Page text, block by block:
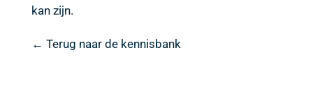
kan zijn.
← Terug naar de kennisbank